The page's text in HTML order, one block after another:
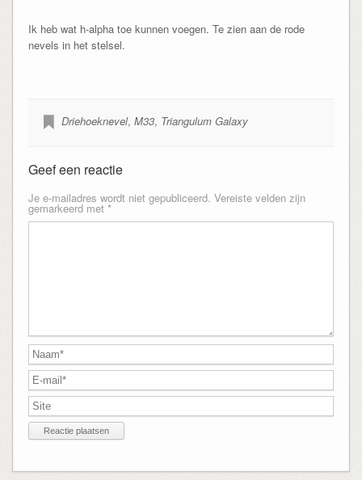
Ik heb wat h-alpha toe kunnen voegen. Te zien aan de rode
nevels in het stelsel.
Driehoeknevel, M33, Triangulum Galaxy
Geef een reactie
Je e-mailadres wordt niet gepubliceerd. Vereiste velden zijn
gemarkeerd met *